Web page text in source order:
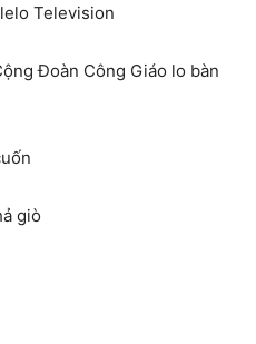
Television
Đoàn Công Giáo lo bàn
giò